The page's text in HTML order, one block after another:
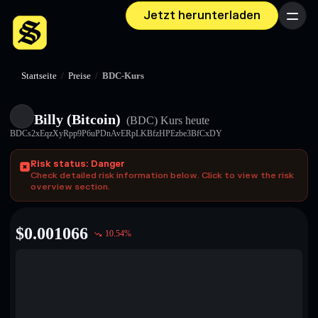
Jetzt herunterladen Menü
Startseite / Preise / BDC-Kurs
Billy (Bitcoin) (BDC) Kurs heute
BDCs2xEqzXyRpp9P6uPDnAvERpLKBfzHPEzbe3BfCxDY
Risk status: Danger
Check detailed risk information below. Click to view the risk
overview section.
$0.001066 10.54%